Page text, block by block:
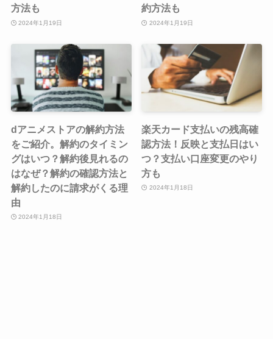
方法も
2024年1月19日
約方法も
2024年1月19日
dアニメストアの解約方法
をご紹介。解約のタイミン
グはいつ？解約後見れるの
はなぜ？解約の確認方法と
解約したのに請求がくる理
由
2024年1月18日
楽天カード支払いの残高確
認方法！反映と支払日はい
つ？支払い口座変更のやり
方も
2024年1月18日